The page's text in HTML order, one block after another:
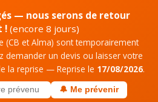
— nous serons de retour
!(encore 8 jours)
(CB et Alma) sont temporairement
demander un devis ou laisser votre
la reprise — Reprise le 17/08/2026.
🔔 Me prévenir